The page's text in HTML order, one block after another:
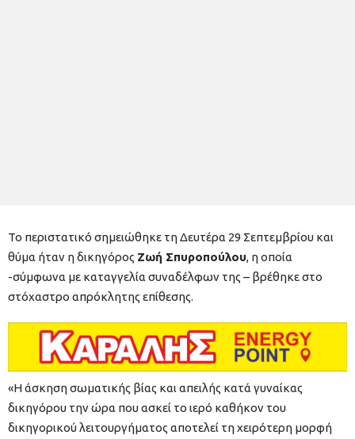
Το περιστατικό σημειώθηκε τη Δευτέρα 29 Σεπτεμβρίου και
θύμα ήταν η δικηγόρος Ζωή Σπυροπούλου, η οποία
-σύμφωνα με καταγγελία συναδέλφων της – βρέθηκε στο
στόχαστρο απρόκλητης επίθεσης.
«Η άσκηση σωματικής βίας και απειλής κατά γυναίκας
δικηγόρου την ώρα που ασκεί το ιερό καθήκον του
δικηγορικού λειτουργήματος αποτελεί τη χειρότερη μορφή